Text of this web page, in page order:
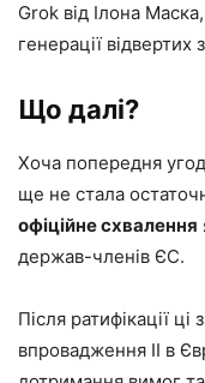
Grok від Ілона
генерації відвертих
Що далі?
Хоча попередня
ще не стала
офіційне схвалення
держав-членів ЄС.
Після ратифікації
впровадження ІІ в